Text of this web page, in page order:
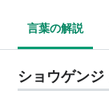
言葉の解説
ショウゲンジ